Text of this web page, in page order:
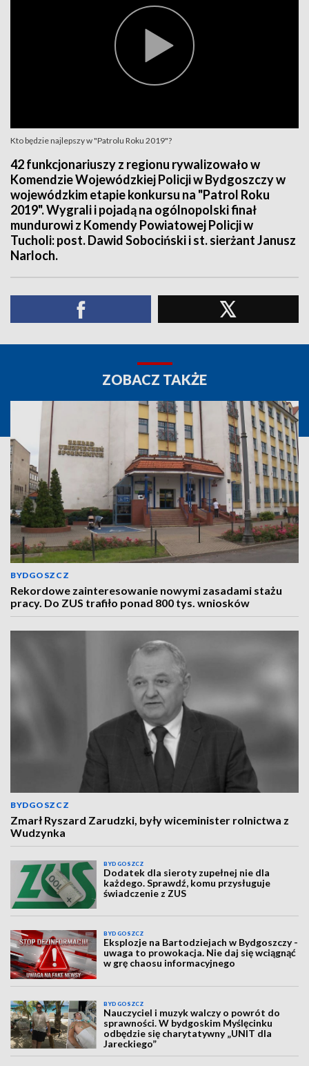
Kto będzie najlepszy w "Patrolu Roku 2019"?
42 funkcjonariuszy z regionu rywalizowało w
Komendzie Wojewódzkiej Policji w Bydgoszczy w
wojewódzkim etapie konkursu na "Patrol Roku
2019". Wygrali i pojadą na ogólnopolski finał
mundurowi z Komendy Powiatowej Policji w
Tucholi: post. Dawid Sobociński i st. sierżant Janusz
Narloch.
ZOBACZ TAKŻE
BYDGOSZCZ
Rekordowe zainteresowanie nowymi zasadami stażu
pracy. Do ZUS trafiło ponad 800 tys. wniosków
BYDGOSZCZ
Zmarł Ryszard Zarudzki, były wiceminister rolnictwa z
Wudzynka
BYDGOSZCZ
Dodatek dla sieroty zupełnej nie dla
każdego. Sprawdź, komu przysługuje
świadczenie z ZUS
BYDGOSZCZ
Eksplozje na Bartodziejach w Bydgoszczy -
uwaga to prowokacja. Nie daj się wciągnąć
w grę chaosu informacyjnego
BYDGOSZCZ
Nauczyciel i muzyk walczy o powrót do
sprawności. W bydgoskim Myślęcinku
odbędzie się charytatywny „UNIT dla
Jareckiego”